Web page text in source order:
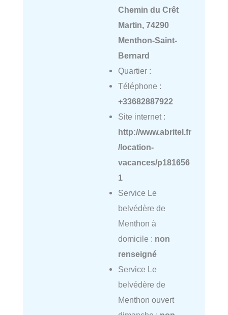
Chemin du Crêt
Martin, 74290
Menthon-Saint-
Bernard
Quartier :
Téléphone :
+33682887922
Site internet :
http://www.abritel.fr
/location-
vacances/p181656
1
Service Le
belvédère de
Menthon à
domicile : non
renseigné
Service Le
belvédère de
Menthon ouvert